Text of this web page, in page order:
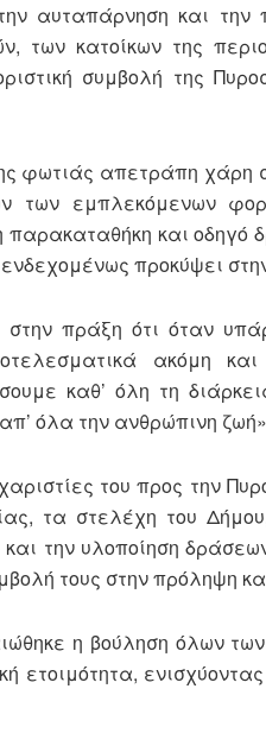
αυταπάρνηση και
των κατοίκων της
συμβολή της
φωτιάς απετράπη χάρη
των εμπλεκόμενων
και οδηγό
προκύψει
πράξη ότι όταν
ακόμη
καθ’ όλη τη
όλα την ανθρώπινη
του προς την
τα στελέχη του
την υλοποίηση
τους στην πρόληψη
η βούληση όλων
ετοιμότητα,